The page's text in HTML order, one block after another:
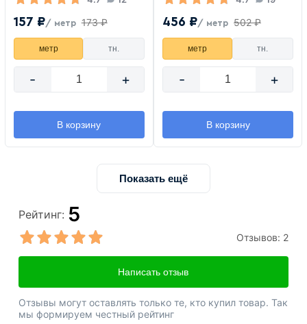
157 ₽/ метр 173 ₽
метр тн.
- +
В корзину
456 ₽/ метр 502 ₽
метр тн.
- +
В корзину
Показать ещё
Рейтинг: 5
Отзывов: 2
Написать отзыв
Отзывы могут оставлять только те, кто купил товар. Так
мы формируем честный рейтинг